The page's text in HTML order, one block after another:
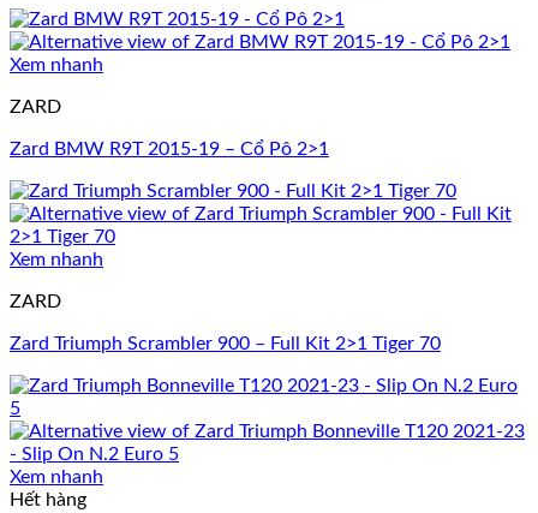
Xem nhanh
ZARD
Zard BMW R9T 2015-19 – Cổ Pô 2>1
Xem nhanh
ZARD
Zard Triumph Scrambler 900 – Full Kit 2>1 Tiger 70
Xem nhanh
Hết hàng